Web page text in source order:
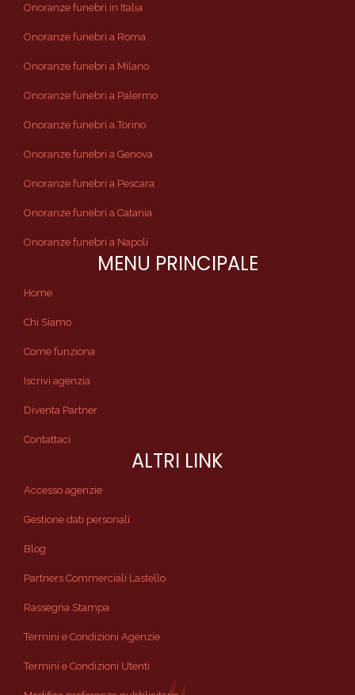
Onoranze funebri in Italia
Onoranze funebri a Roma
Onoranze funebri a Milano
Onoranze funebri a Palermo
Onoranze funebri a Torino
Onoranze funebri a Genova
Onoranze funebri a Pescara
Onoranze funebri a Catania
Onoranze funebri a Napoli
MENU PRINCIPALE
Home
Chi Siamo
Come funziona
Iscrivi agenzia
Diventa Partner
Contattaci
ALTRI LINK
Accesso agenzie
Gestione dati personali
Blog
Partners Commerciali Lastello
Rassegna Stampa
Termini e Condizioni Agenzie
Termini e Condizioni Utenti